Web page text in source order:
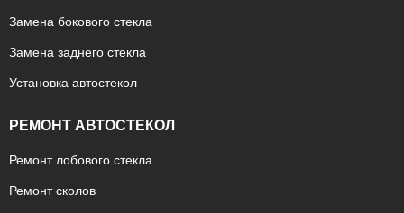
Замена бокового стекла
Замена заднего стекла
Установка автостекол
РЕМОНТ АВТОСТЕКОЛ
Ремонт лобового стекла
Ремонт сколов